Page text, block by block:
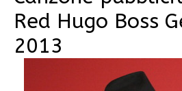
Red Hugo Boss
2013